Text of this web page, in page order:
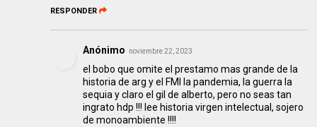
RESPONDER
Anónimo noviembre 22, 2023
el bobo que omite el prestamo mas grande de la
historia de arg y el FMI la pandemia, la guerra la
sequia y claro el gil de alberto, pero no seas tan
ingrato hdp !!! lee historia virgen intelectual, sojero
de monoambiente !!!!